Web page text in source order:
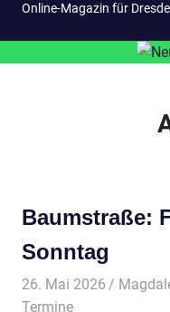
Online-Magazin für
Baumstraße:
Sonntag
26. Mai 2026
Termine